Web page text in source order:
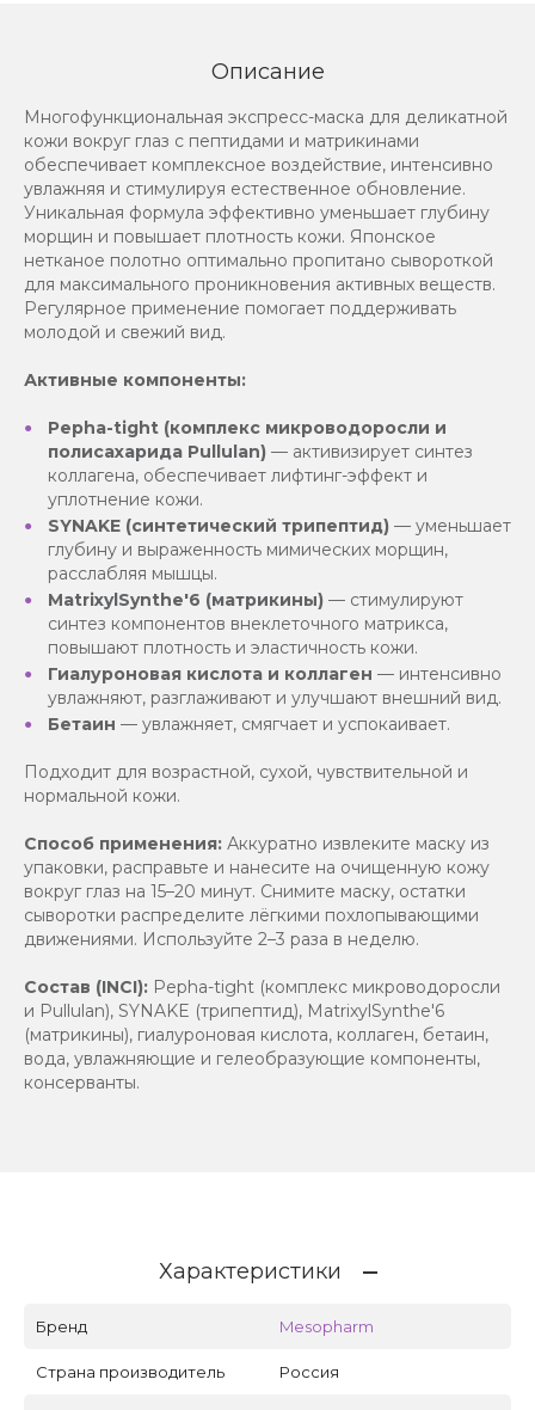
Описание
Многофункциональная экспресс-маска для деликатной
кожи вокруг глаз с пептидами и матрикинами
обеспечивает комплексное воздействие, интенсивно
увлажняя и стимулируя естественное обновление.
Уникальная формула эффективно уменьшает глубину
морщин и повышает плотность кожи. Японское
нетканое полотно оптимально пропитано сывороткой
для максимального проникновения активных веществ.
Регулярное применение помогает поддерживать
молодой и свежий вид.
Активные компоненты:
Pepha-tight (комплекс микроводоросли и
полисахарида Pullulan) — активизирует синтез
коллагена, обеспечивает лифтинг-эффект и
уплотнение кожи.
SYNAKE (синтетический трипептид) — уменьшает
глубину и выраженность мимических морщин,
расслабляя мышцы.
MatrixylSynthe'6 (матрикины) — стимулируют
синтез компонентов внеклеточного матрикса,
повышают плотность и эластичность кожи.
Гиалуроновая кислота и коллаген — интенсивно
увлажняют, разглаживают и улучшают внешний вид.
Бетаин — увлажняет, смягчает и успокаивает.
Подходит для возрастной, сухой, чувствительной и
нормальной кожи.
Способ применения: Аккуратно извлеките маску из
упаковки, расправьте и нанесите на очищенную кожу
вокруг глаз на 15–20 минут. Снимите маску, остатки
сыворотки распределите лёгкими похлопывающими
движениями. Используйте 2–3 раза в неделю.
Состав (INCI): Pepha-tight (комплекс микроводоросли
и Pullulan), SYNAKE (трипептид), MatrixylSynthe'6
(матрикины), гиалуроновая кислота, коллаген, бетаин,
вода, увлажняющие и гелеобразующие компоненты,
консерванты.
Характеристики
Бренд Mesopharm
Страна производитель Россия